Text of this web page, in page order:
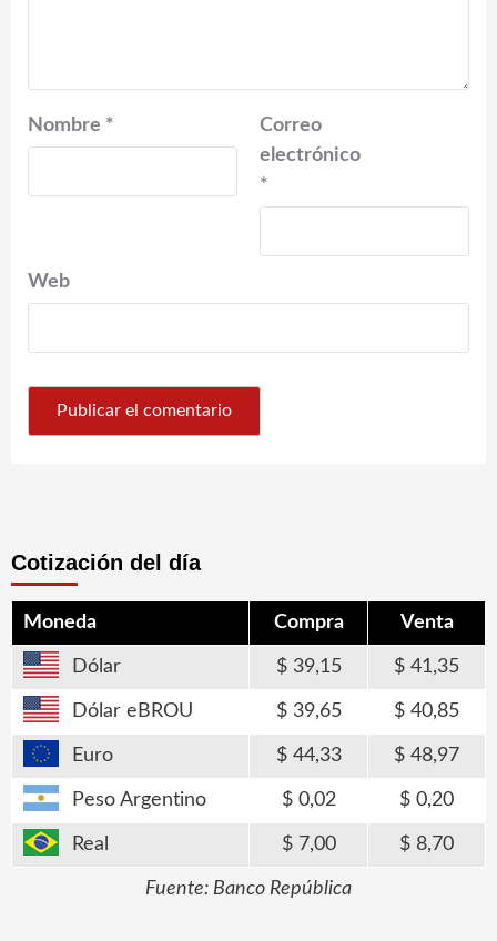
Nombre *
Correo
electrónico
*
Web
Cotización del día
Moneda Compra Venta
Dólar 39,15 41,35
Dólar eBROU 39,65 40,85
Euro 44,33 48,97
Peso Argentino 0,02 0,20
Real 7,00 8,70
Fuente: Banco República